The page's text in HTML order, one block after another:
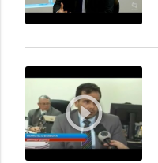
play_circle_outline